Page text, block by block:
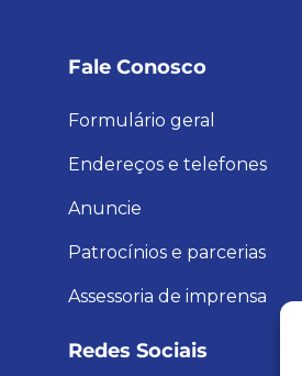
Fale Conosco
Formulário geral
Endereços e telefones
Anuncie
Patrocínios e parcerias
Assessoria de imprensa
Redes Sociais